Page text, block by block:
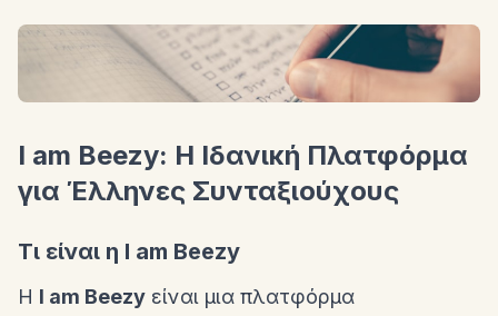
I am Beezy: Η Ιδανική Πλατφόρμα
για Έλληνες Συνταξιούχους
Τι είναι η I am Beezy
Η I am Beezy είναι μια πλατφόρμα